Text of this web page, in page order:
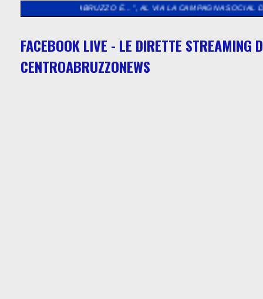
“L’ABRUZZO È…”, AL VIA LA CAMPAGNA SOCIAL DEDICATA
FACEBOOK LIVE - LE DIRETTE STREAMING
CENTROABRUZZONEWS